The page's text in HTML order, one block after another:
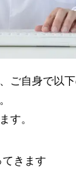
ご自身で以
す。
きます